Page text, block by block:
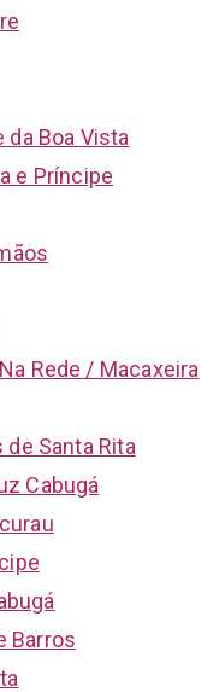
da Boa Vista
e Príncipe
Rede / Macaxeira
Santa Rita
Cabugá
Barros